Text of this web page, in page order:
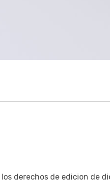
derechos de edicion de